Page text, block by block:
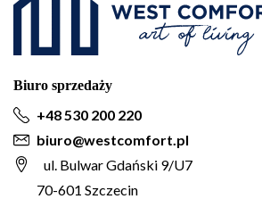
Biuro sprzedaży
+48 530 200 220
biuro@westcomfort.pl
ul. Bulwar Gdański 9/U7
70-601 Szczecin